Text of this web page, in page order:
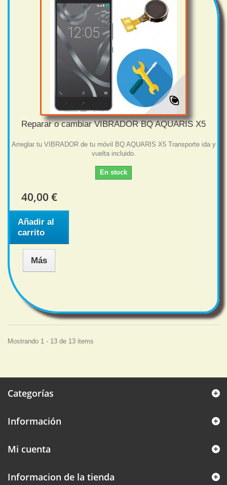
Reparar o cambiar VIBRADOR BQ AQUARIS X5
Arreglar tu VIBRADOR de tu móvil BQ AQUARIS X5 Transporte ida y
vuelta incluido.
En stock
40,00 €
Añadir al
carrito
Más
Mostrando 1 - 13 de 13 items
Categorías
Información
Mi cuenta
Informacion de la tienda